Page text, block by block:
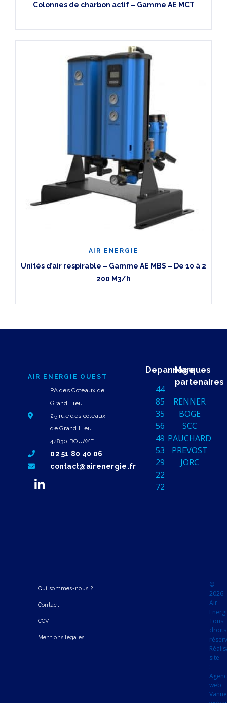
Colonnes de charbon actif – Gamme AE MCT
AIR ENERGIE
Unités d’air respirable – Gamme AE MBS – De 10 à 2
200 M3/h
AIR ENERGIE OUEST
PA des Coteaux de
Grand Lieu
25 rue des coteaux
de Grand Lieu
44830 BOUAYE
02 51 80 40 06
contact@airenergie.fr
Depannage
44
85
35
56
49
53
29
22
72
Marques
partenaires
RENNER
BOGE
SCC
PAUCHARD
PREVOST
JORC
Qui sommes-nous ?
Contact
CGV
Mentions légales
©
2026
Air
Tous
droits
site
:
web